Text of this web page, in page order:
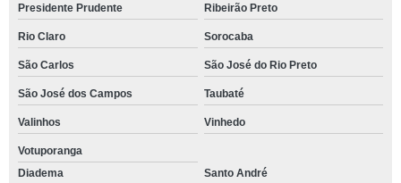
Presidente Prudente Ribeirão Preto
Rio Claro Sorocaba
São Carlos São José do Rio Preto
São José dos Campos Taubaté
Valinhos Vinhedo
Votuporanga
Diadema
Santo André